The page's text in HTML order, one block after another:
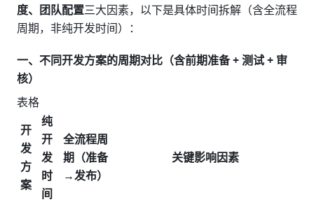
度、团队配置三大因素，以下是具体时间拆解（含全流程
周期，非纯开发时间）：
一、不同开发方案的周期对比（含前期准备 + 测试 + 审
核）
表格
开
发
方
案
纯
开
发
时
间
全流程周
期（准备
→发布）
关键影响因素